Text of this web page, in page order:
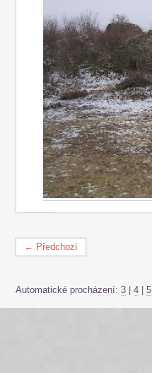
← Předchozí
Automatické procházení: 3 4 5